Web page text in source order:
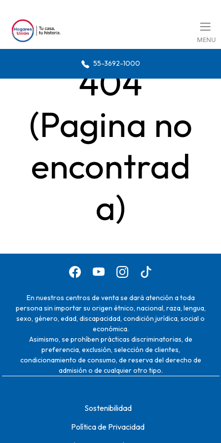
MENU
55-3692-1000
404
(Pagina no
encontrad
a)
En nuestros centros de venta se dará atención a toda
persona sin importar su origen étnico, nacional, raza, lengua,
sexo, género, edad, discapacidad, condición jurídica, social o
económica.
Asimismo, se prohíben prácticas discriminatorias, de
preferencia, exclusión, selección de clientes,
condicionamiento de consumo, de reserva del derecho de
admisión o de cualquier otro tipo.
Sostenibilidad
Política de Privacidad